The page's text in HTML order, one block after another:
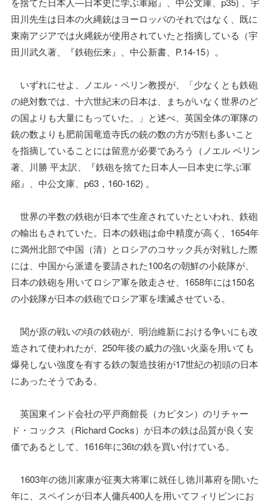
田川先生は日本の火縄銃はヨーロッパのそれではなく、既に
東南アジアでは火縄銃が使用されていたと指摘している（宇
田川武久著、『鉄砲伝来』、中公新書、P.14-15）。
いずれにせよ、ノエル・ペリン教授が、「少なくとも鉄砲
の絶対数では、十六世紀末の日本は、まちがいなく世界のど
の国よりも大量にもっていた。」と述べ、英国全体の軍隊の
銃の数よりも肥前国竜造寺氏の銃の数の方が5割も多いこと
を指摘していることには留意が必要であろう（ノエル ペリン
著、川勝 平太訳、『鉄砲を捨てた日本人―日本史に学ぶ軍
縮』、中公文庫、p63，160-162) 。
世界の半数の鉄砲が日本で生産されていたといわれ、鉄砲
の輸出もされていた。日本の鉄砲は命中精度が高く、1654年
に満州北部で中国（清）とロシアのコサック兵が対戦した際
には、中国から派遣を要請された100名の朝鮮の小銃隊が、
日本の鉄砲を用いてロシア軍を敗走させ、1658年には150名
の小銃隊が日本の鉄砲でロシア軍を壊滅させている。
関が原の戦いの頃の鉄砲が、明治維新における争いにも改
造されて使われたが、250年後の威力の強い火薬を用いても
爆発しない強度を有する鉄の製造技術が17世紀の初頭の日本
にあったそうである。
英国東インド会社の平戸商館長（カピタン）のリチャー
ド・コックス（Richard Cocks）が日本の鉄は品質が良く安
価であるとして、1616年に36tの鉄を買い付けている。
1603年の徳川家康が征夷大将軍に就任し徳川幕府を開いた
年に、スペインが日本人傭兵400人を用いてフィリピンにお